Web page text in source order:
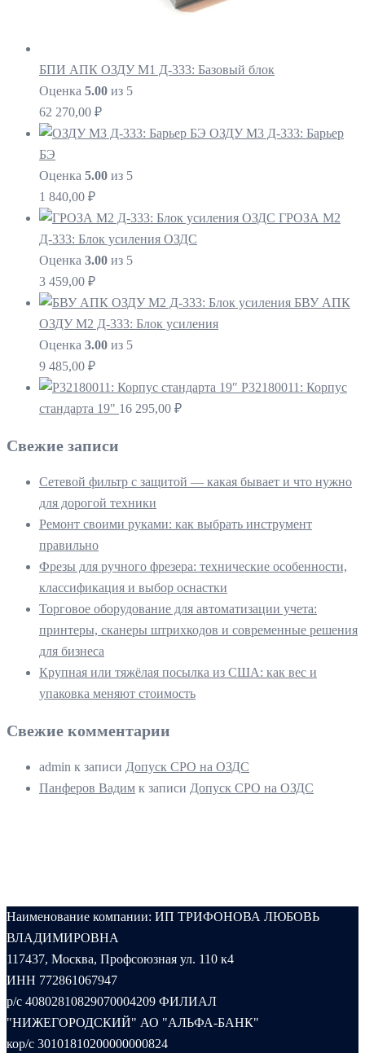
БПИ АПК ОЗДУ М1 Д-333: Базовый блок
Оценка 5.00 из 5
62 270,00 ₽
ОЗДУ М3 Д-333: Барьер
БЭ
Оценка 5.00 из 5
1 840,00 ₽
ГРОЗА М2
Д-333: Блок усиления ОЗДС
Оценка 3.00 из 5
3 459,00 ₽
БВУ АПК
ОЗДУ М2 Д-333: Блок усиления
Оценка 3.00 из 5
9 485,00 ₽
P32180011: Корпус
стандарта 19" 16 295,00 ₽
Свежие записи
Сетевой фильтр с защитой — какая бывает и что нужно
для дорогой техники
Ремонт своими руками: как выбрать инструмент
правильно
Фрезы для ручного фрезера: технические особенности,
классификация и выбор оснастки
Торговое оборудование для автоматизации учета:
принтеры, сканеры штрихкодов и современные решения
для бизнеса
Крупная или тяжёлая посылка из США: как вес и
упаковка меняют стоимость
Свежие комментарии
admin к записи Допуск СРО на ОЗДС
Панферов Вадим к записи Допуск СРО на ОЗДС
Наименование компании: ИП ТРИФОНОВА ЛЮБОВЬ
ВЛАДИМИРОВНА
117437, Москва, Профсоюзная ул. 110 к4
ИНН 772861067947
р/с 40802810829070004209 ФИЛИАЛ
"НИЖЕГОРОДСКИЙ" АО "АЛЬФА-БАНК"
кор/с 30101810200000000824